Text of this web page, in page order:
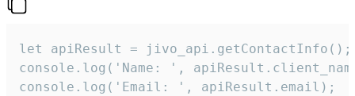
let apiResult = jivo_api.getContactInfo();
console.log('Name: ',
console.log('Email: ', apiResult.email);